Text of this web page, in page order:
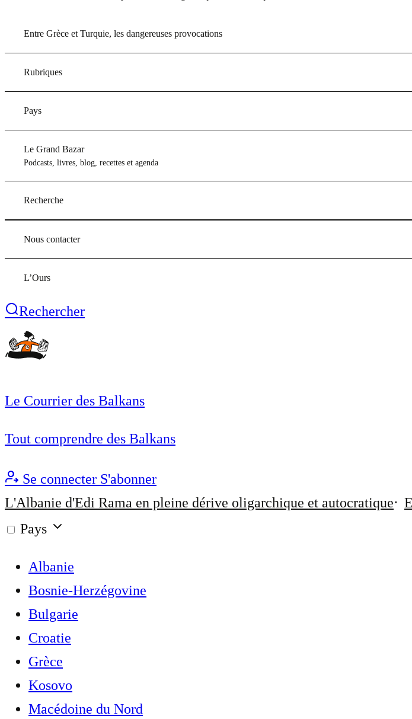
Entre Grèce et Turquie, les dangereuses provocations
Rubriques
Pays
Le Grand Bazar
Podcasts, livres, blog, recettes et agenda
Recherche
Nous contacter
L’Ours
Rechercher
Le Courrier des Balkans
Tout comprendre des Balkans
Se connecter S'abonner
L'Albanie d'Edi Rama en pleine dérive oligarchique et autocratique
Pays
Albanie
Bosnie-Herzégovine
Bulgarie
Croatie
Grèce
Kosovo
Macédoine du Nord